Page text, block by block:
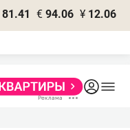
81.41 € 94.06 ¥ 12.06